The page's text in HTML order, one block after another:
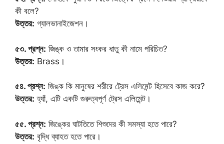
কী বলে?
উত্তর: গ্যালভানাইজেশন।
৫৩. প্রশ্ন: জিঙ্ক ও তামার সংকর ধাতু কী নামে পরিচিত?
উত্তর: Brass।
৫৪. প্রশ্ন: জিঙ্ক কি মানুষের শরীরে ট্রেস এলিমেন্ট হিসেবে কাজ করে?
উত্তর: হ্যাঁ, এটি একটি গুরুত্বপূর্ণ ট্রেস এলিমেন্ট।
৫৫. প্রশ্ন: জিঙ্কের ঘাটতিতে শিশুদের কী সমস্যা হতে পারে?
উত্তর: বৃদ্ধি ব্যাহত হতে পারে।